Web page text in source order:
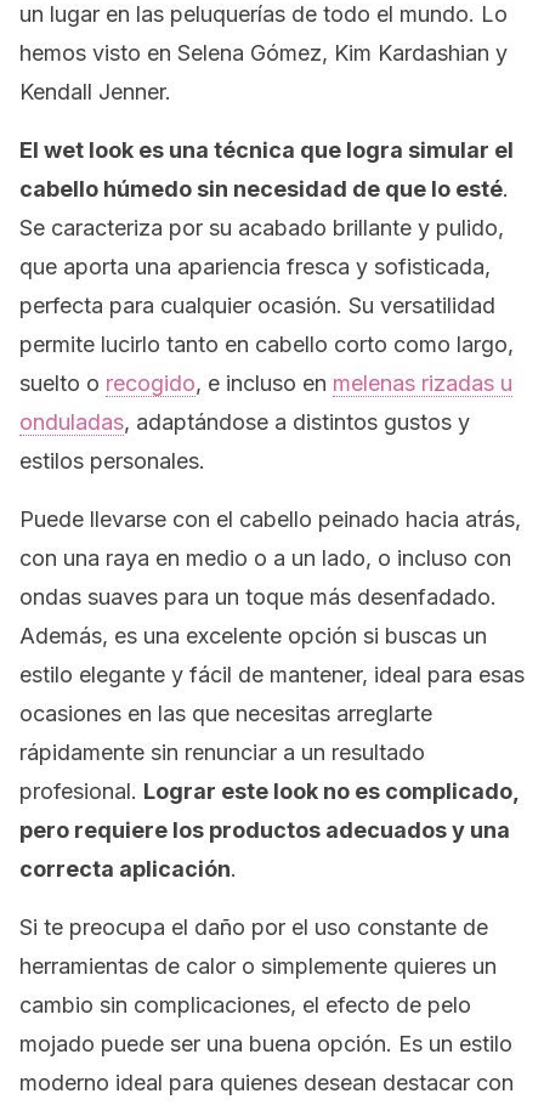
un lugar en las peluquerías de todo el mundo. Lo
hemos visto en Selena Gómez, Kim Kardashian y
Kendall Jenner.
El wet look es una técnica que logra simular el
cabello húmedo sin necesidad de que lo esté.
Se caracteriza por su acabado brillante y pulido,
que aporta una apariencia fresca y sofisticada,
perfecta para cualquier ocasión. Su versatilidad
permite lucirlo tanto en cabello corto como largo,
suelto o recogido, e incluso en melenas rizadas u
onduladas, adaptándose a distintos gustos y
estilos personales.
Puede llevarse con el cabello peinado hacia atrás,
con una raya en medio o a un lado, o incluso con
ondas suaves para un toque más desenfadado.
Además, es una excelente opción si buscas un
estilo elegante y fácil de mantener, ideal para esas
ocasiones en las que necesitas arreglarte
rápidamente sin renunciar a un resultado
profesional. Lograr este look no es complicado,
pero requiere los productos adecuados y una
correcta aplicación.
Si te preocupa el daño por el uso constante de
herramientas de calor o simplemente quieres un
cambio sin complicaciones, el efecto de pelo
mojado puede ser una buena opción. Es un estilo
moderno ideal para quienes desean destacar con